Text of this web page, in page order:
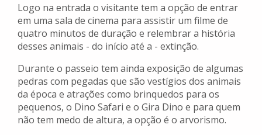
Logo na entrada o visitante tem a opção de entrar
em uma sala de cinema para assistir um filme de
quatro minutos de duração e relembrar a história
desses animais - do início até a - extinção.
Durante o passeio tem ainda exposição de algumas
pedras com pegadas que são vestígios dos animais
da época e atrações como brinquedos para os
pequenos, o Dino Safari e o Gira Dino e para quem
não tem medo de altura, a opção é o arvorismo.